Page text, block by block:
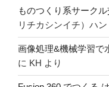
ものつくり系サーク
リチカシンイチ）ハ
画像処理&機械学習で
に KH より